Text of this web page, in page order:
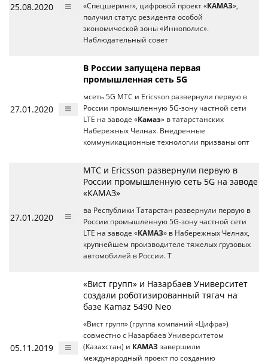
25.08.2020
«Спецшеринг», цифровой проект «КАМАЗ»,
получил статус резидента особой
экономической зоны «Иннополис».
Наблюдательный совет
27.01.2020
В России запущена первая
промышленная сеть 5G
мсеть 5G МТС и Ericsson развернули первую в
России промышленную 5G-зону частной сети
LTE на заводе «Камаз» в татарстанских
Набережных Челнах. Внедренные
коммуникационные технологии призваны опт
27.01.2020
МТС и Ericsson развернули первую в
России промышленную сеть 5G на заводе
«КАМАЗ»
ва Республики Татарстан развернули первую в
России промышленную 5G-зону частной сети
LTE на заводе «КАМАЗ» в Набережных Челнах,
крупнейшем производителе тяжелых грузовых
автомобилей в России. Т
05.11.2019
«Вист групп» и Назарбаев Университет
создали роботизированный тягач на
базе Kamaz 5490 Neo
«Вист групп» (группа компаний «Цифра»)
совместно с Назарбаев Университетом
(Казахстан) и КАМАЗ завершили
международный проект по созданию